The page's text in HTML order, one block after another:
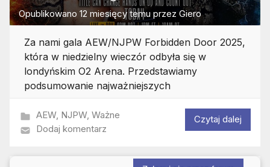
Opublikowano 12 miesięcy temu przez Giero
Za nami gala AEW/NJPW Forbidden Door 2025,
która w niedzielny wieczór odbyła się w
londyńskim O2 Arena. Przedstawiamy
podsumowanie najważniejszych
AEW, NJPW, Ważne
Dodaj komentarz
Czytaj dalej